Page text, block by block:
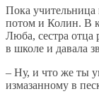
Пока учительница
потом и Колин. В
Люба, сестра отца
в школе и давала
– Ну, и что же ты
измазанному в